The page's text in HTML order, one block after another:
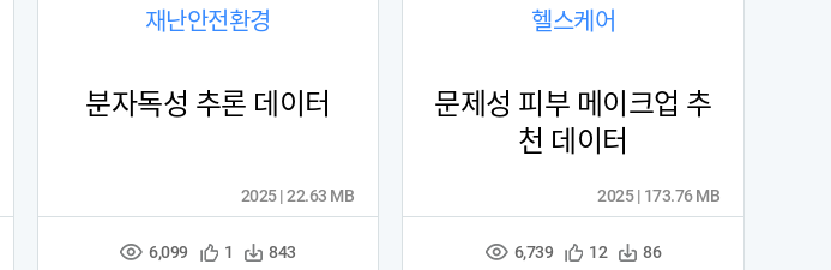
재난안전환경
분자독성 추론 데이터
조 6,099
관 1
다 843
2025 | 22.63 MB
헬스케어
문제성 피부 메이크업 추
천 데이터
조 6,739
관 12
다 86
2025 | 173.76 MB